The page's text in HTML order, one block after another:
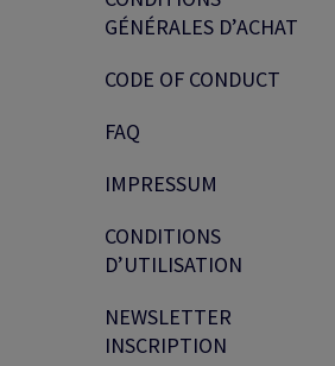
GÉNÉRALES D’ACHAT
CODE OF CONDUCT
FAQ
IMPRESSUM
CONDITIONS
D’UTILISATION
NEWSLETTER
INSCRIPTION